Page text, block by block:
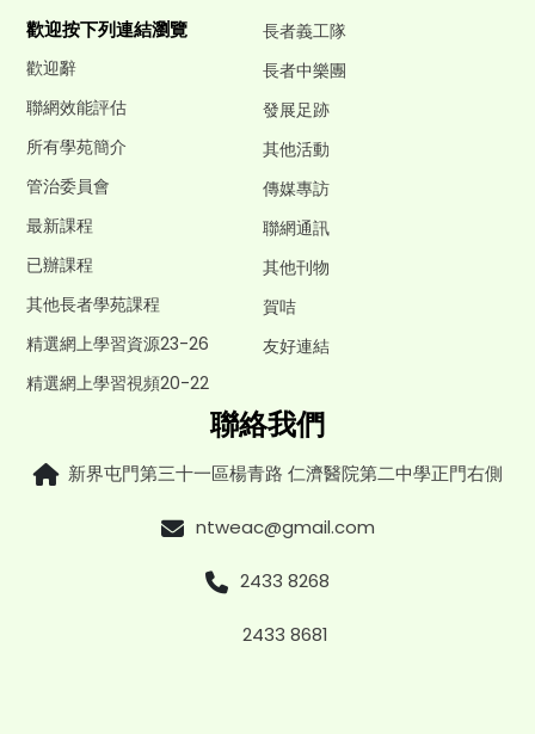
歡迎按下列連結瀏覽
歡迎辭
聯網效能評估
所有學苑簡介
管治委員會
最新課程
已辦課程
其他長者學苑課程
精選網上學習資源23-26
精選網上學習視頻20-22
長者義工隊
長者中樂團
發展足跡
其他活動
傳媒專訪
聯網通訊
其他刊物
賀咭
友好連結
聯絡我們
新界屯門第三十一區楊青路 仁濟醫院第二中學正門右側
ntweac@gmail.com
2433 8268
2433 8681